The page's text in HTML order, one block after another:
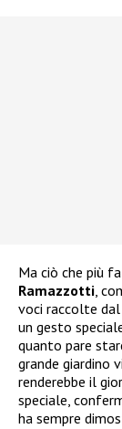
Ma ciò che più
Ramazzotti,
voci raccolte
un gesto
quanto pare
grande giardino
renderebbe il
speciale,
ha sempre